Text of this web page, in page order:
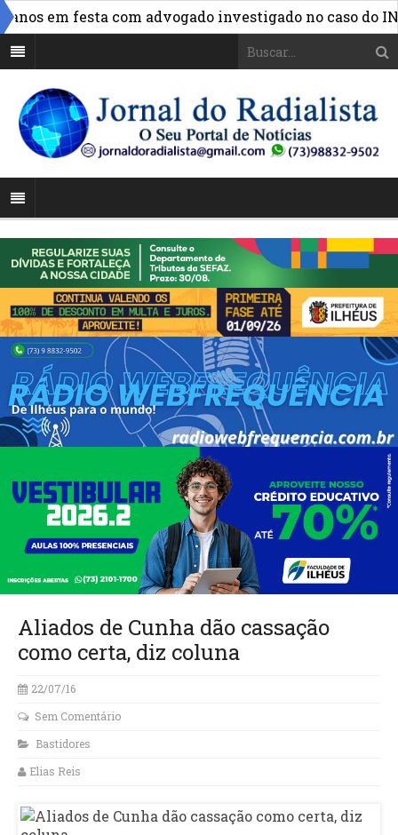
em festa com advogado investigado no caso do INSS
Aliados de Cunha dão cassação
como certa, diz coluna
22/07/16
Sem Comentário
Bastidores
Elias Reis